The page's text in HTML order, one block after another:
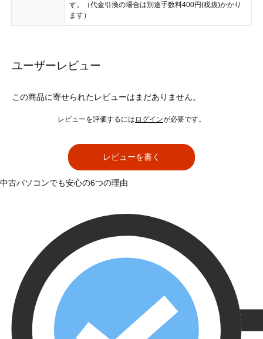
す。（代金引換の場合は別途手数料400円(税抜)かかり
ます）
ユーザーレビュー
この商品に寄せられたレビューはまだありません。
レビューを評価するには ログインが必要です。
レビューを書く
中古パソコンでも安心の6つの理由